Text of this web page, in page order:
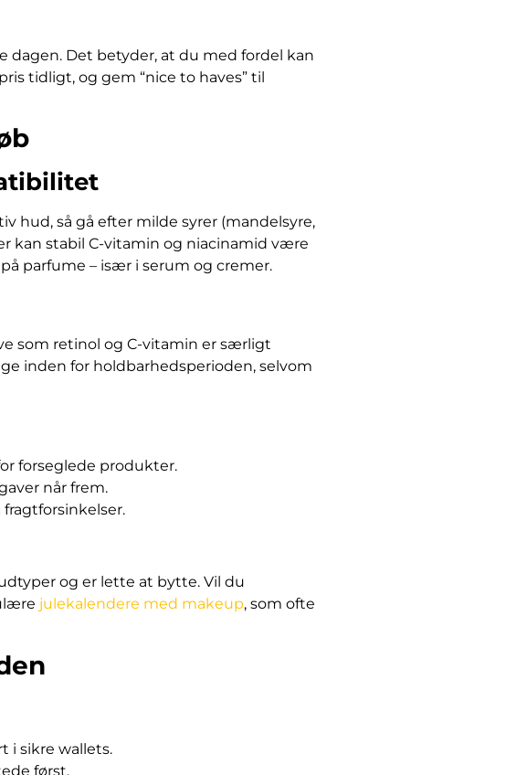
dagen. Det betyder, at du med fordel kan
tidligt, og gem “nice to haves” til
hud, så gå efter milde syrer (mandelsyre,
kan stabil C-vitamin og niacinamid være
parfume – især i serum og cremer.
som retinol og C-vitamin er særligt
inden for holdbarhedsperioden, selvom
forseglede produkter.
når frem.
og er lette at bytte. Vil du
julekalendere med makeup, som ofte
i sikre wallets.
først.